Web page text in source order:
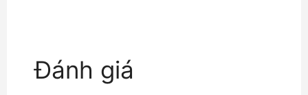
Đánh giá